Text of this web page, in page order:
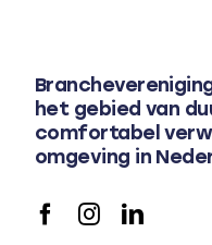
het gebied van
comfortabel
omgeving in